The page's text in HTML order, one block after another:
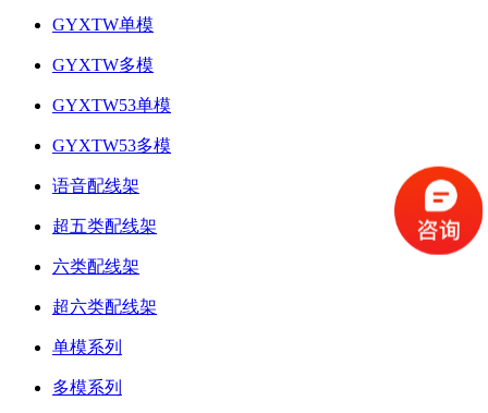
GYXTW单模
GYXTW多模
GYXTW53单模
GYXTW53多模
语音配线架
超五类配线架
六类配线架
超六类配线架
单模系列
多模系列